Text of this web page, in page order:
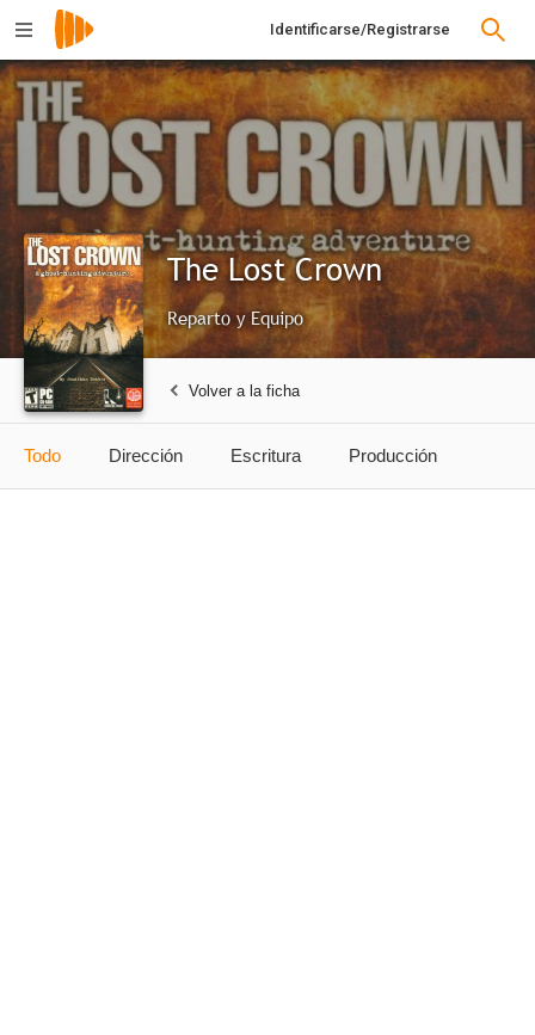
Identificarse/Registrarse
The Lost Crown
Reparto y Equipo
Volver a la ficha
Todo Dirección Escritura Producción